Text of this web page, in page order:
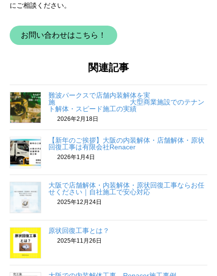
にご相談ください。
お問い合わせはこちら！
関連記事
難波パークスで店舗内装解体を実
施 大型商業施設でのテナン
ト解体・スピード施工の実績
2026年2月18日
【新年のご挨拶】大阪の内装解体・店舗解体・原状
回復工事は有限会社Renacer
2026年1月4日
大阪で店舗解体・内装解体・原状回復工事ならお任
せください｜自社施工で安心対応
2025年12月24日
原状回復工事とは？
2025年11月26日